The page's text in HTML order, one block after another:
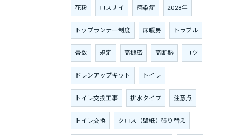
花粉 ロスナイ 感染症 2028年
トップランナー制度 床暖房 トラブル
畳数 規定 高機密 高断熱 コツ
ドレンアップキット トイレ
トイレ交換工事 排水タイプ 注意点
トイレ交換 クロス（壁紙）張り替え